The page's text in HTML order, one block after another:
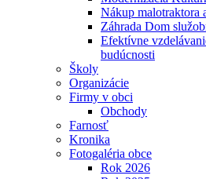
Nákup malotraktora
Záhrada Dom
Efektívne
budúcnosti
Školy
Organizácie
Firmy v obci
Obchody
Farnosť
Kronika
Fotogaléria obce
Rok 2026